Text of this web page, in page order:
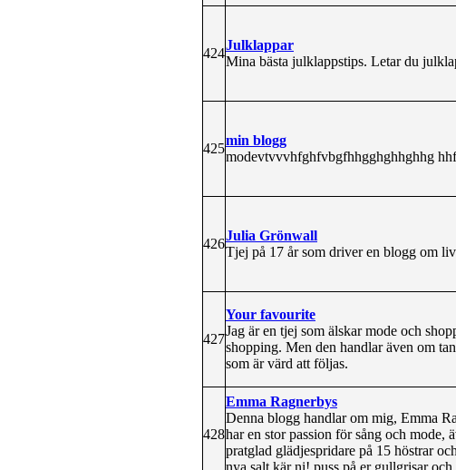
424
Julklappar
Mina bästa julklappstips. Letar du
425
min blogg
modevtvvvhfghfvbgfhhgghghhghhg
426
Julia Grönwall
Tjej på 17 år som driver en blogg om
427
Your favourite
Jag är en tjej som älskar mode och
shopping. Men den handlar även om
som är värd att följas.
428
Emma Ragnerbys
Denna blogg handlar om mig, Emma
har en stor passion för sång och mode,
pratglad glädjespridare på 15 höstrar
nya salt kär ni! puss på er gullgrisar